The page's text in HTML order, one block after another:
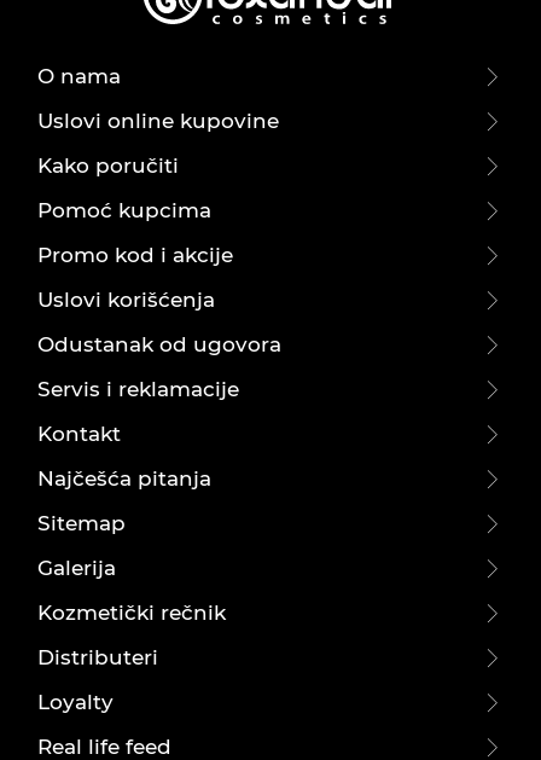
O nama
Uslovi online kupovine
Kako poručiti
Pomoć kupcima
Promo kod i akcije
Uslovi korišćenja
Odustanak od ugovora
Servis i reklamacije
Kontakt
Najčešća pitanja
Sitemap
Galerija
Kozmetički rečnik
Distributeri
Loyalty
Real life feed